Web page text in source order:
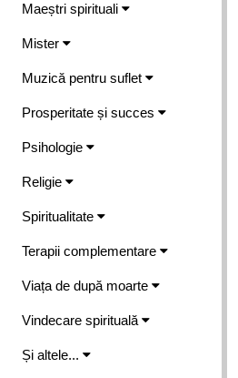
Maeștri spirituali
Mister
Muzică pentru suflet
Prosperitate și succes
Psihologie
Religie
Spiritualitate
Terapii complementare
Viața de după moarte
Vindecare spirituală
Și altele...